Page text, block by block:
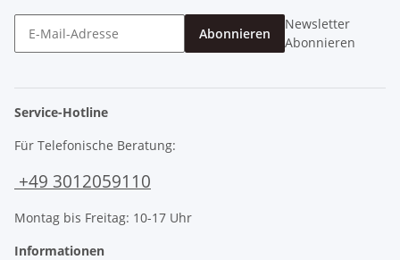
Abonnieren
Newsletter
Abonnieren
Service-Hotline
Für Telefonische Beratung:
+49 3012059110
Montag bis Freitag: 10-17 Uhr
Informationen